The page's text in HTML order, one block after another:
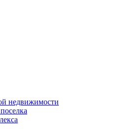
недвижимости